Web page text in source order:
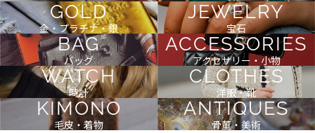
GOLD
金・プラチナ・銀
JEWELRY
宝石
BAG
バッグ
ACCESSORIES
アクセサリー・小物
WATCH
時計
CLOTHES
洋服・靴
KIMONO
毛皮・着物
ANTIQUES
骨董・美術